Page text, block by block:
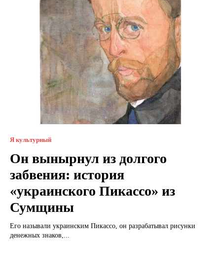
Я культурный
Он вынырнул из долгого
забвения: история
«украинского Пикассо» из
Сумщины
Его называли украинским Пикассо, он разрабатывал рисунки
денежных знаков,...